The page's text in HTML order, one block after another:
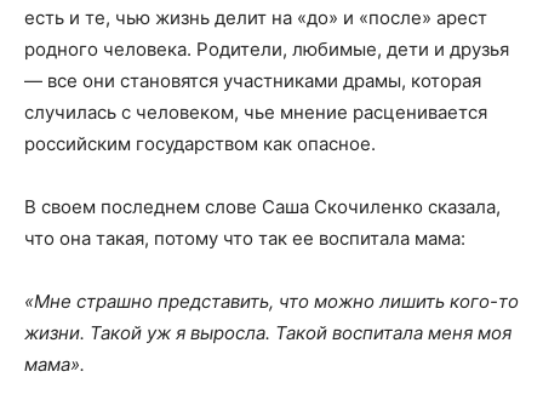
есть и те, чью жизнь делит на «до» и «после» арест
родного человека. Родители, любимые, дети и друзья
— все они становятся участниками драмы, которая
случилась с человеком, чье мнение расценивается
российским государством как опасное.
В своем последнем слове Саша Скочиленко сказала,
что она такая, потому что так ее воспитала мама:
«Мне страшно представить, что можно лишить кого-то
жизни. Такой уж я выросла. Такой воспитала меня моя
мама».